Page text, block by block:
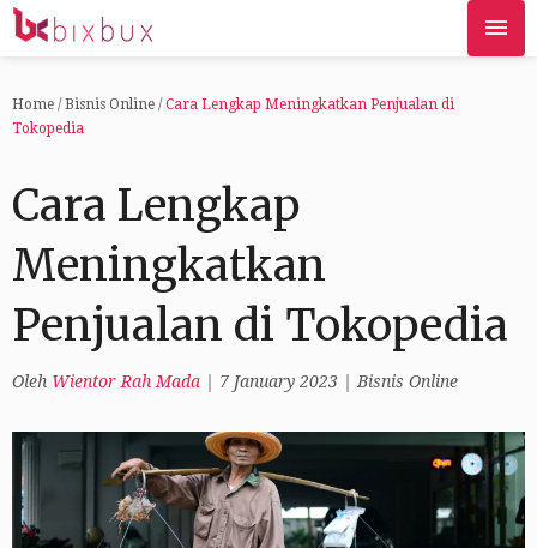
Home / Bisnis Online / Cara Lengkap Meningkatkan Penjualan di
Tokopedia
Cara Lengkap
Meningkatkan
Penjualan di Tokopedia
Oleh Wientor Rah Mada 7 January 2023 Bisnis Online